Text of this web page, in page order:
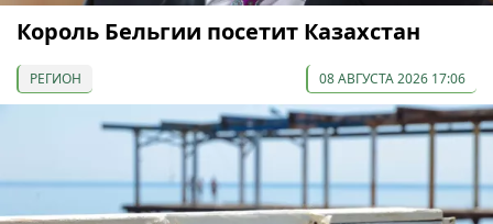
Король Бельгии посетит Казахстан
РЕГИОН 08 АВГУСТА 2026 17:06